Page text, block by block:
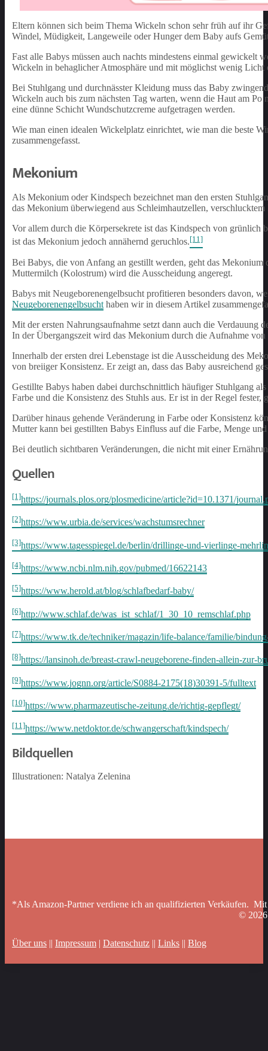
Eltern können sich beim Thema Wickeln schon sehr früh auf ihr
Windel, Müdigkeit, Langeweile oder Hunger dem Baby aufs
Fast alle Babys müssen auch nachts mindestens einmal gewickelt
Wickeln in behaglicher Atmosphäre und mit möglichst wenig Licht
Bei Stuhlgang und durchnässter Kleidung muss das Baby
Wickeln auch bis zum nächsten Tag warten, wenn die Haut am
eine dünne Schicht Wundschutzcreme aufgetragen werden.
Wie man einen idealen Wickelplatz einrichtet, wie man die beste
zusammengefasst.
Mekonium
Als Mekonium oder Kindspech bezeichnet man den ersten
das Mekonium überwiegend aus Schleimhautzellen,
Vor allem durch die Körpersekrete ist das Kindspech von grünlich
ist das Mekonium jedoch annähernd geruchlos.[11]
Bei Babys, die von Anfang an gestillt werden, geht das
Muttermilch (Kolostrum) wird die Ausscheidung angeregt.
Babys mit Neugeborenengelbsucht profitieren besonders davon,
Neugeborenengelbsucht haben wir in diesem Artikel
Mit der ersten Nahrungsaufnahme setzt dann auch die Verdauung
In der Übergangszeit wird das Mekonium durch die Aufnahme
Innerhalb der ersten drei Lebenstage ist die Ausscheidung des
von breiiger Konsistenz. Er zeigt an, dass das Baby ausreichend
Gestillte Babys haben dabei durchschnittlich häufiger Stuhlgang
Farbe und die Konsistenz des Stuhls aus. Er ist in der Regel
Darüber hinaus gehende Veränderung in Farbe oder Konsistenz
Mutter kann bei gestillten Babys Einfluss auf die Farbe, Menge
Bei deutlich sichtbaren Veränderungen, die nicht mit einer
Quellen
[1]https://journals.plos.org/plosmedicine/article?id=10.1371/
[2]https://www.urbia.de/services/wachstumsrechner
[3]https://www.tagesspiegel.de/berlin/drillinge-und-vierlinge-
[4]https://www.ncbi.nlm.nih.gov/pubmed/16622143
[5]https://www.herold.at/blog/schlafbedarf-baby/
[6]http://www.schlaf.de/was_ist_schlaf/1_30_10_remschlaf.php
[7]https://www.tk.de/techniker/magazin/life-balance/familie/
[8]https://lansinoh.de/breast-crawl-neugeborene-finden-allein-zur-
[9]https://www.jognn.org/article/S0884-2175(18)30391-5/fulltext
[10]https://www.pharmazeutische-zeitung.de/richtig-gepflegt/
[11]https://www.netdoktor.de/schwangerschaft/kindspech/
Bildquellen
Illustrationen: Natalya Zelenina
*Als Amazon-Partner verdiene ich an qualifizierten Verkäufen.
©
Über uns || Impressum | Datenschutz || Links || Blog